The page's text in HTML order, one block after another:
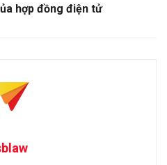
hợp đồng điện tử